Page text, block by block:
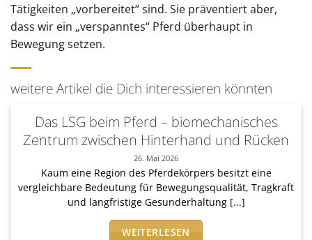
Tätigkeiten „vorbereitet“ sind. Sie präventiert aber,
dass wir ein „verspanntes“ Pferd überhaupt in
Bewegung setzen.
weitere Artikel die Dich interessieren könnten
Das LSG beim Pferd – biomechanisches
Zentrum zwischen Hinterhand und Rücken
26. Mai 2026
Kaum eine Region des Pferdekörpers besitzt eine
vergleichbare Bedeutung für Bewegungsqualität, Tragkraft
und langfristige Gesunderhaltung [...]
WEITERLESEN